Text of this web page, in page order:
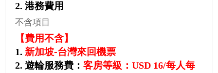
2. 港務費用
不含項目
【費用不含】
1. 新加坡-台灣來回機票
2. 遊輪服務費： 客房等級：USD 16/每人每